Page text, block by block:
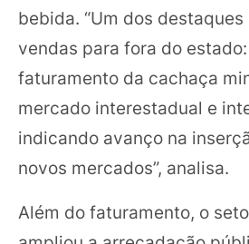
bebida. “Um dos destaques
vendas para fora do
faturamento da cachaça
mercado interestadual e
indicando avanço na
novos mercados”, analisa.
Além do faturamento, o